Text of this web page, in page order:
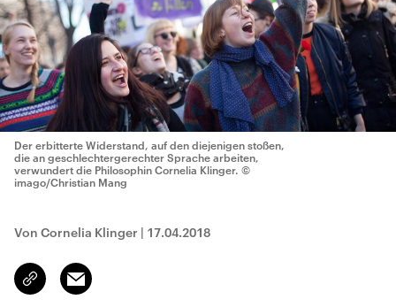
Der erbitterte Widerstand, auf den diejenigen stoßen,
die an geschlechtergerechter Sprache arbeiten,
verwundert die Philosophin Cornelia Klinger. ©
imago/Christian Mang
Von Cornelia Klinger | 17.04.2018
Link
kopieren/teilen
Email